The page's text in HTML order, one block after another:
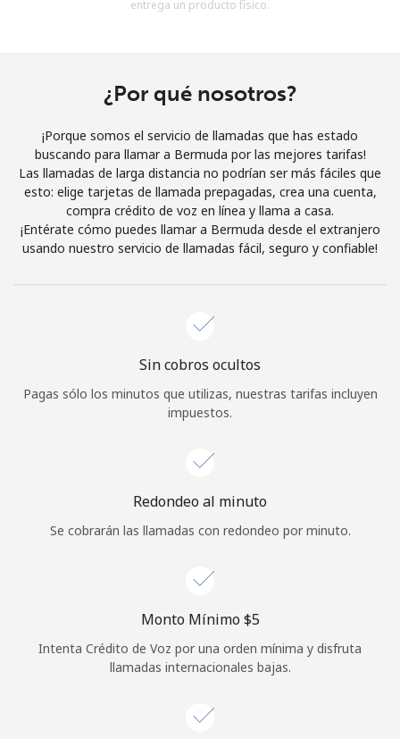
Al abrir una cuenta en este sitio web, estoy de acuerdo con
Únete
¡Hola!
Inicia sesión o REGÍSTRATE →
¿Olvidaste tu contraseña? →
Iniciar Sesión
entrega un producto físico.
¿Por qué nosotros?
¡Porque somos el servicio de llamadas que has estado
buscando para llamar a Bermuda por las mejores tarifas!
Las llamadas de larga distancia no podrían ser más fáciles que
esto: elige tarjetas de llamada prepagadas, crea una cuenta,
compra crédito de voz en línea y llama a casa.
¡Entérate cómo puedes llamar a Bermuda desde el extranjero
usando nuestro servicio de llamadas fácil, seguro y confiable!
Sin cobros ocultos
Pagas sólo los minutos que utilizas, nuestras tarifas incluyen
impuestos.
Redondeo al minuto
Se cobrarán las llamadas con redondeo por minuto.
Monto Mínimo ⁦$5⁩
Intenta Crédito de Voz por una orden mínima y disfruta
llamadas internacionales bajas.